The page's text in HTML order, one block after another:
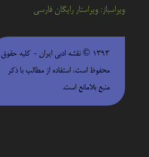
ویراسباز: ویراستار رایگان فارسی
۱۳۹۳ © نقشه ادبی ایران - كليه حقوق
محفوظ است، استفاده از مطالب با ذكر
منبع بلامانع است.